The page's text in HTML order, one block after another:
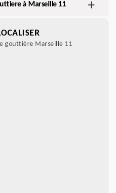
à Marseille 11
gouttière Marseille 11